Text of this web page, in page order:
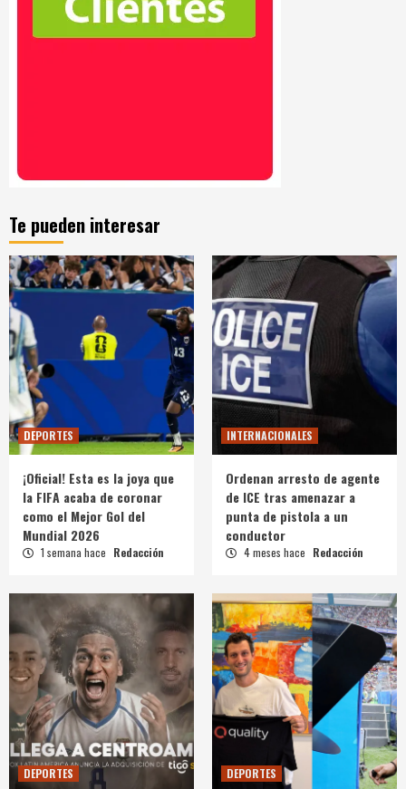
Te pueden interesar
DEPORTES
¡Oficial! Esta es la joya que
la FIFA acaba de coronar
como el Mejor Gol del
Mundial 2026
1 semana hace Redacción
INTERNACIONALES
Ordenan arresto de agente
de ICE tras amenazar a
punta de pistola a un
conductor
4 meses hace Redacción
DEPORTES DEPORTES